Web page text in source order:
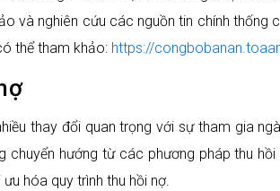
và nghiên cứu các nguồn tin chính
thể tham khảo: https://
thay đổi quan trọng với sự tham gia
chuyển hướng từ các phương pháp thu
hóa quy trình thu hồi nợ.